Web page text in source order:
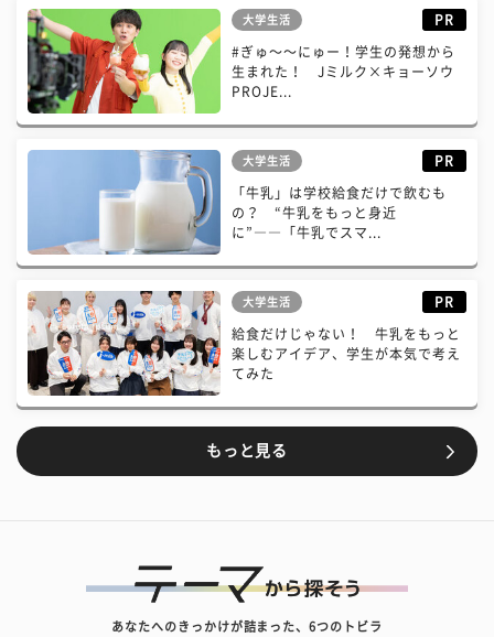
大学生活 PR
#ぎゅ〜〜にゅー！学生の発想から
生まれた！ Jミルク×キョーソウ
PROJE...
大学生活 PR
「牛乳」は学校給食だけで飲むも
の？ “牛乳をもっと身近
に”――「牛乳でスマ...
大学生活 PR
給食だけじゃない！ 牛乳をもっと
楽しむアイデア、学生が本気で考え
てみた
もっと見る
あなたへのきっかけが詰まった、6つのトビラ